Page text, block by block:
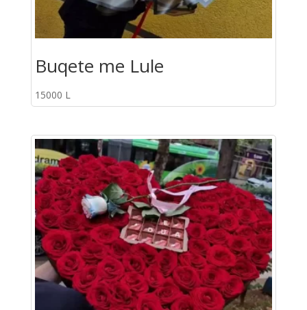
Buqete me Lule
15000 L